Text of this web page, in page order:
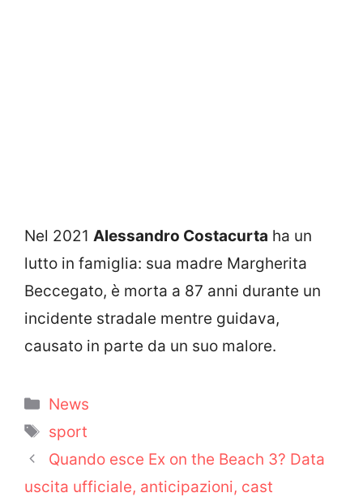
Nel 2021 Alessandro Costacurta ha un
lutto in famiglia: sua madre Margherita
Beccegato, è morta a 87 anni durante un
incidente stradale mentre guidava,
causato in parte da un suo malore.
Categorie
News
Tag
sport
Quando esce Ex on the Beach 3? Data
uscita ufficiale, anticipazioni, cast